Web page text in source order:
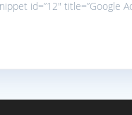
id=”12″ title=”Google